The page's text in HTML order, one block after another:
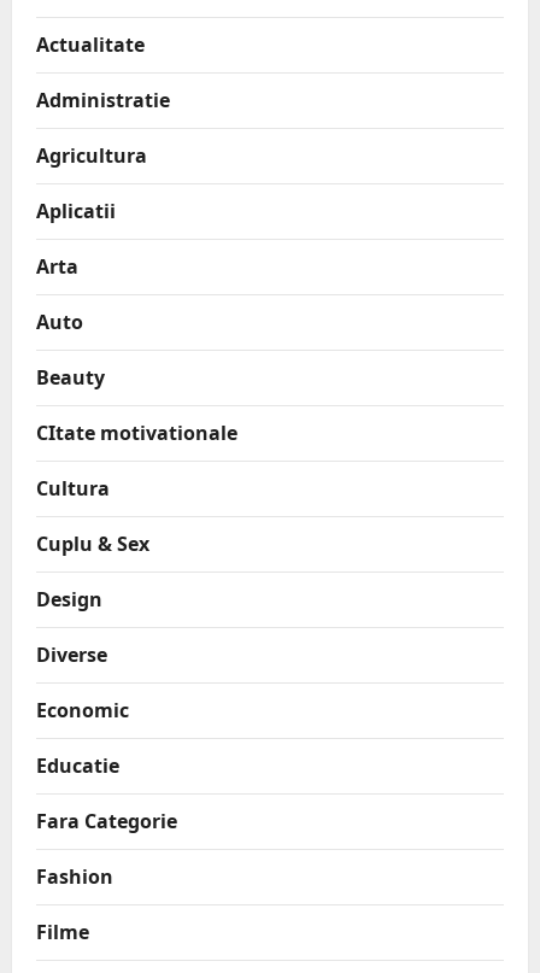
Actualitate
Administratie
Agricultura
Aplicatii
Arta
Auto
Beauty
CItate motivationale
Cultura
Cuplu & Sex
Design
Diverse
Economic
Educatie
Fara Categorie
Fashion
Filme